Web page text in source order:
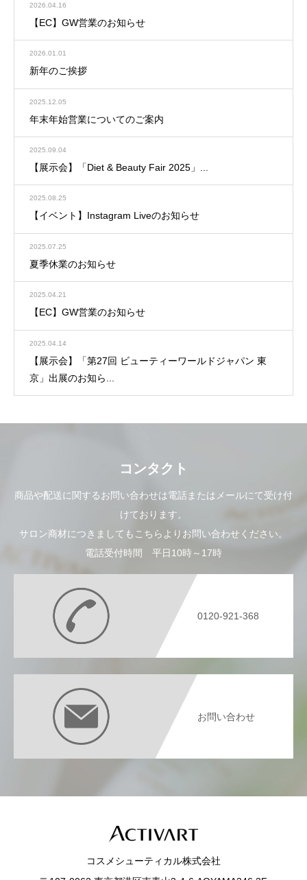
2026.04.16
【EC】GW営業のお知らせ
2026.01.01
新年のご挨拶
2025.12.05
年末年始営業についてのご案内
2025.09.04
【展示会】「Diet & Beauty Fair 2025」...
2025.08.25
【イベント】Instagram Liveのお知らせ
2025.07.25
夏季休業のお知らせ
2025.04.21
【EC】GW営業のお知らせ
2025.04.14
【展示会】「第27回 ビューティーワールドジャパン 東
京」出展のお知ら...
コンタクト
商品や配送に関するお問い合わせは電話またはメールにて受け付
けております。
サロン商材につきましてもこちらよりお問い合わせください。
電話受付時間 平日10時～17時
0120-921-368
お問い合わせ
コスメシューティカル株式会社